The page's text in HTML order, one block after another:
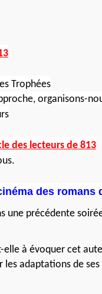
Trophées
organisons-
des lecteurs de 813
des romans
une précédente
elle à évoquer cet
adaptations de